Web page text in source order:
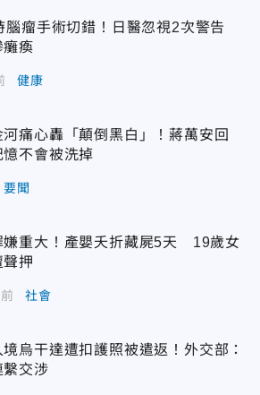
腦瘤手術切錯！日醫忽視2次警告
癱瘓
健康
河痛心轟「顛倒黑白」！蔣萬安回
憶不會被洗掉
要聞
嫌重大！產嬰夭折藏屍5天 19歲女
聲押
社會
境烏干達遭扣護照被遣返！外交部：
繫交涉